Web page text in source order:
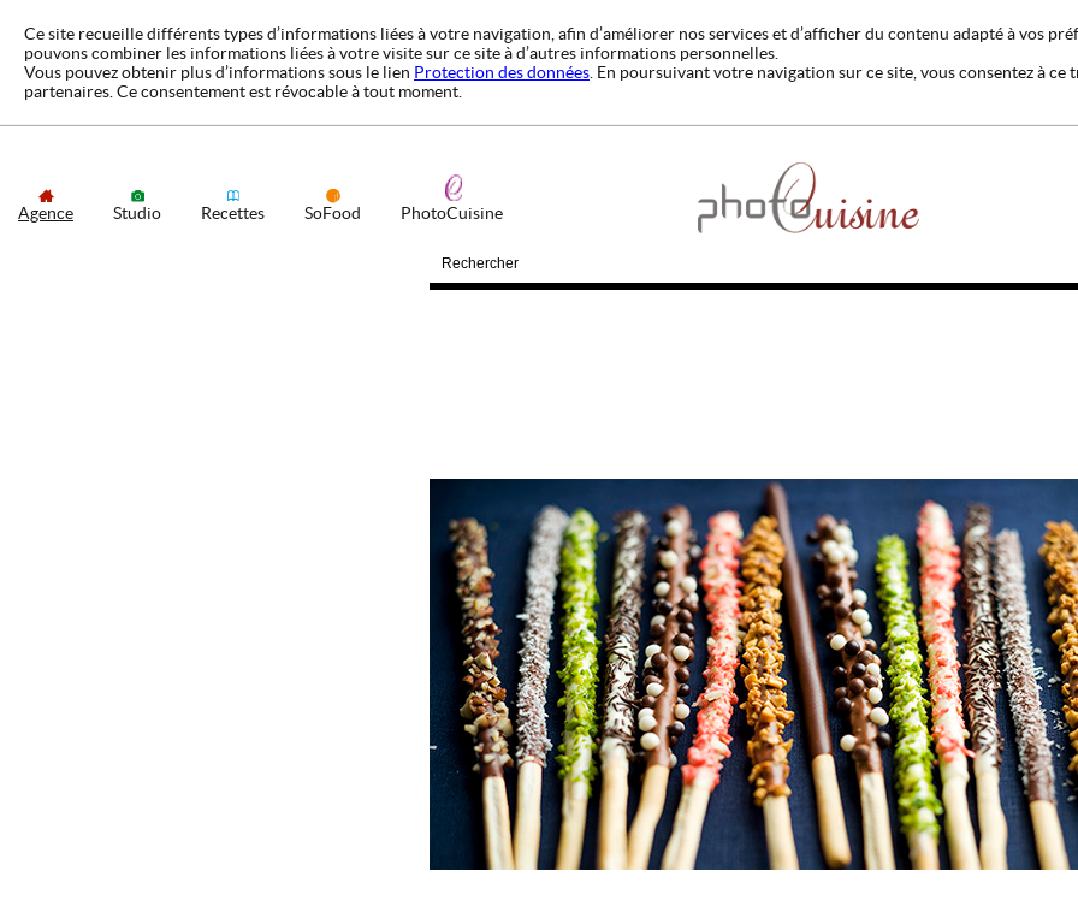
Ce site recueille différents types d’informations liées à votre navigation, afin d’améliorer nos services et d’afficher du contenu adapté à vos
pouvons combiner les informations liées à votre visite sur ce site à d’autres informations personnelles.
Vous pouvez obtenir plus d’informations sous le lien Protection des données . En poursuivant votre navigation sur ce site, vous consentez à
partenaires. Ce consentement est révocable à tout moment.
Agence Studio Recettes SoFood PhotoCuisine